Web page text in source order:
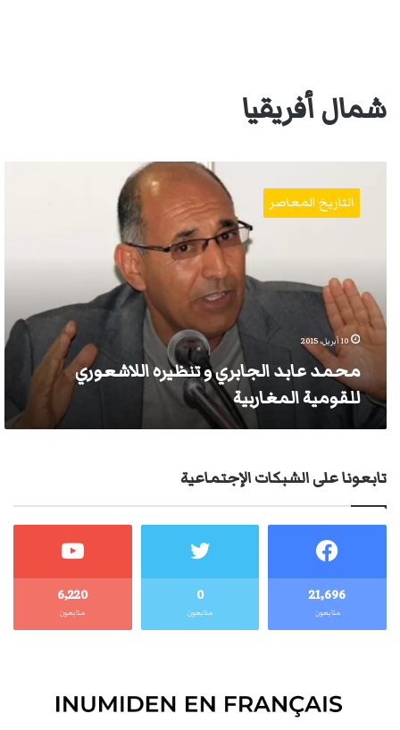
شمال أفريقيا
الجابري
للقومية
المغاربية
التاريخ المعاصر
10 أبريل، 2015
محمد عابد الجابري و تنظيره اللاشعوري
للقومية المغاربية
تابعونا على الشبكات الإجتماعية
21٬696
متابعون
0
متابعون
6٬220
متابعون